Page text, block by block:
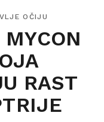
OČIJU
RAST